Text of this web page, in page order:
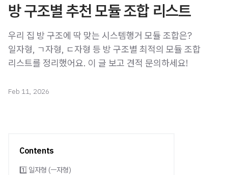
방 구조별 추천 모듈 조합 리스트
우리 집 방 구조에 딱 맞는 시스템행거 모듈 조합은?
일자형, ㄱ자형, ㄷ자형 등 방 구조별 최적의 모듈 조합
리스트를 정리했어요. 이 글 보고 견적 문의하세요!
Feb 11, 2026
Contents
1️⃣ 일자형 (ㅡ자형)